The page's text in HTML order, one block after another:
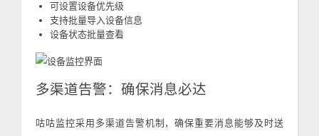
可设置设备优先级
支持批量导入设备信息
设备状态批量查看
多渠道告警：确保消息必达
咕咕监控采用多渠道告警机制，确保重要消息能够及时送